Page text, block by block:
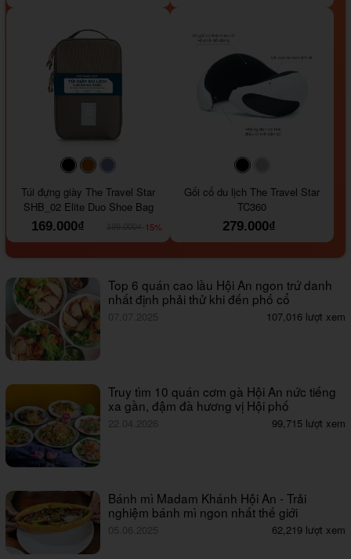
#000000#964B00
Túi đựng giày The Travel Star
SHB_02 Elite Duo Shoe Bag
169.000₫
-15%
Gối cổ du lịch The Travel Star
TC360
279.000₫
Top 6 quán cao lầu Hội An ngon trứ danh
nhất định phải thử khi đến phố cổ
07.07.2025 107,016 lượt xem
Truy tìm 10 quán cơm gà Hội An nức tiếng
xa gần, đậm đà hương vị Hội phố
22.04.2026 99,715 lượt xem
Bánh mì Madam Khánh Hội An - Trải
nghiệm bánh mì ngon nhất thế giới
05.06.2025 62,219 lượt xem